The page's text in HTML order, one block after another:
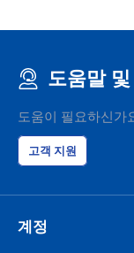
도움말 및
도움이 필요하신가
고객 지원
계정